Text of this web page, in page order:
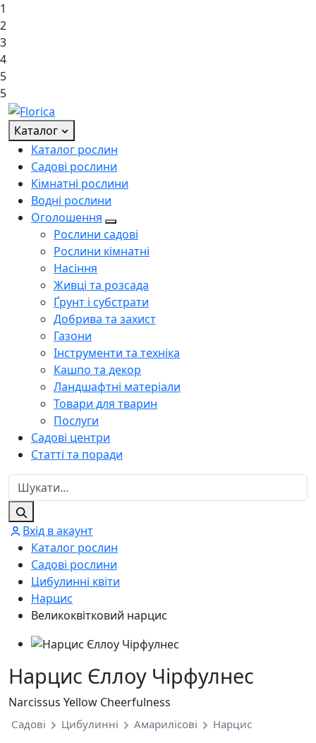
1
2
3
4
5
5
Каталог
Каталог рослин
Садові рослини
Кімнатні рослини
Водні рослини
Оголошення
Рослини садові
Рослини кімнатні
Насіння
Живці та розсада
Ґрунт і субстрати
Добрива та захист
Газони
Інструменти та техніка
Кашпо та декор
Ландшафтні матеріали
Товари для тварин
Послуги
Садові центри
Статті та поради
Вхід в акаунт
Каталог рослин
Садові рослини
Цибулинні квіти
Нарцис
Великоквітковий нарцис
Нарцис Єллоу Чірфулнес
Narcissus Yellow Cheerfulness
Садові Цибулинні Амарилісові Нарцис